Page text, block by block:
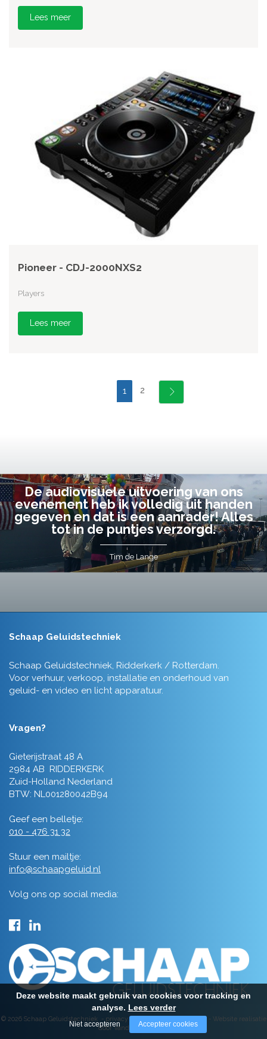
Lees meer
Pioneer - CDJ-2000NXS2
Players
Lees meer
1 2
De audiovisuele uitvoering van ons
evenement heb ik volledig uit handen
gegeven en dat is een aanrader! Alles
tot in de puntjes verzorgd.
Tim de Lange
Schaap Geluidstechniek
Schaap Geluidstechniek, Ridderkerk / Rotterdam.
Voor verhuur, verkoop, installatie en onderhoud van
geluid- en video en licht apparatuur.
Vragen?
Gieterijstraat 48 A
2984 AB RIDDERKERK
Zuid-Holland Nederland
BTW: NL001280042B94
Geef een belletje:
010 - 476 31 32
Stuur een mailtje:
info@schaapgeluid.nl
Volg ons op social media:
© 2026 Schaap Geluidstechniek - privacy - algemene voorwaarden- Website realisatie
door Vanderperk Groep
Deze website maakt gebruik van cookies voor tracking en
analyse. Lees verder
Niet accepteren Accepteer cookies